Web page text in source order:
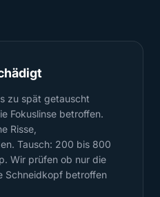
zu spät getauscht
Fokuslinse betroffen.
Risse,
Tausch: 200 bis 800
Wir prüfen ob nur die
Schneidkopf betroffen